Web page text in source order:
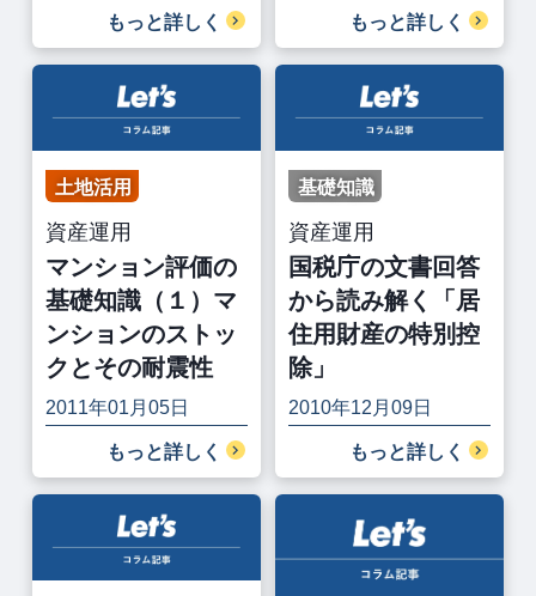
もっと詳しく もっと詳しく
土地活用
資産運用
マンション評価の
基礎知識（１）マ
ンションのストッ
クとその耐震性
2011年01月05日
もっと詳しく
基礎知識
資産運用
国税庁の文書回答
から読み解く「居
住用財産の特別控
除」
2010年12月09日
もっと詳しく